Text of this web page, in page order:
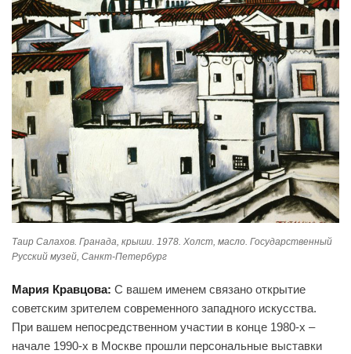
Таир Салахов. Гранада, крыши. 1978. Холст, масло. Государственный
Русский музей, Санкт-Петербург
Мария Кравцова: С вашем именем связано открытие
советским зрителем современного западного искусства.
При вашем непосредственном участии в конце 1980-х –
начале 1990-х в Москве прошли персональные выставки